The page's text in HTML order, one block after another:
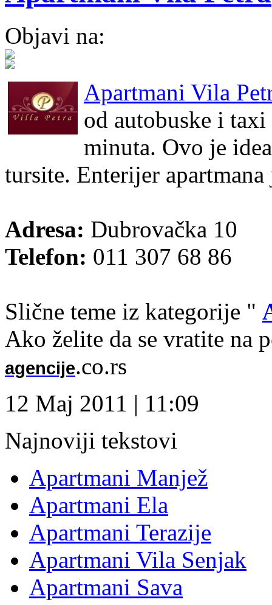
Objavi na:
Apartmani Vila
od autobuske i taxi
minuta. Ovo je
tursite. Enterijer
Adresa: Dubrovačka 10
Telefon: 011 307 68 86
Slične teme iz kategorije "
Ako želite da se vratite na
agencije.co.rs
12 Maj 2011 | 11:09
Najnoviji tekstovi
Apartmani Manjež
Apartmani Ela
Apartmani Terazije
Apartmani Vila Senjak
Apartmani Sava